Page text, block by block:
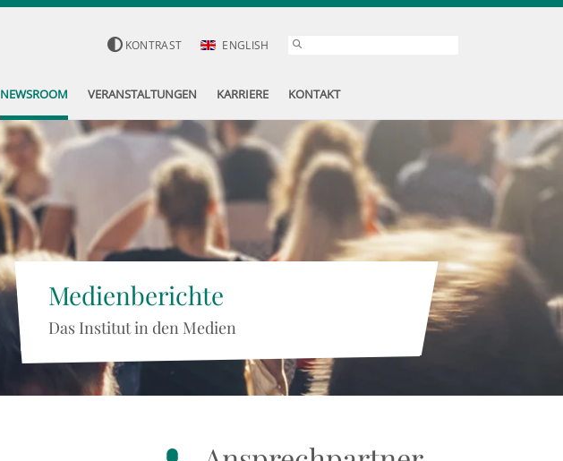
KONTRAST ENGLISH
NEWSROOM VERANSTALTUNGEN KARRIERE KONTAKT
Medienberichte
Das Institut in den Medien